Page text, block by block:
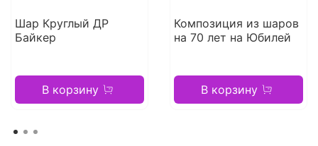
Шар Круглый ДР
Байкер
В корзину
Композиция из шаров
на 70 лет на Юбилей
В корзину